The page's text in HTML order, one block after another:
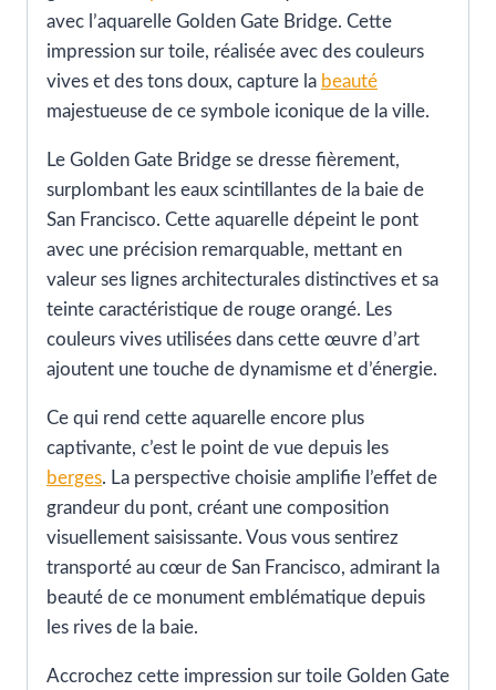
avec l’aquarelle Golden Gate Bridge. Cette
impression sur toile, réalisée avec des couleurs
vives et des tons doux, capture la beauté
majestueuse de ce symbole iconique de la ville.
Le Golden Gate Bridge se dresse fièrement,
surplombant les eaux scintillantes de la baie de
San Francisco. Cette aquarelle dépeint le pont
avec une précision remarquable, mettant en
valeur ses lignes architecturales distinctives et sa
teinte caractéristique de rouge orangé. Les
couleurs vives utilisées dans cette œuvre d’art
ajoutent une touche de dynamisme et d’énergie.
Ce qui rend cette aquarelle encore plus
captivante, c’est le point de vue depuis les
berges. La perspective choisie amplifie l’effet de
grandeur du pont, créant une composition
visuellement saisissante. Vous vous sentirez
transporté au cœur de San Francisco, admirant la
beauté de ce monument emblématique depuis
les rives de la baie.
Accrochez cette impression sur toile Golden Gate